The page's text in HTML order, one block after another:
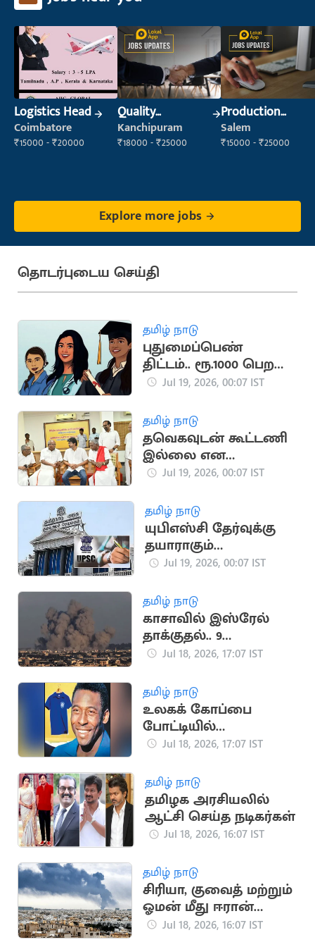
Logistics Head
Coimbatore
₹15000 - ₹20000
Quality
Inspector
Kanchipuram
₹18000 - ₹25000
Production
Supervisor
Salem
₹15000 - ₹25000
Explore more jobs
தொடர்புடைய செய்தி
தமிழ் நாடு
புதுமைப்பெண்
திட்டம்.. ரூ.1000 பெற
மாணவிகள்
Jul 19, 2026, 00:07 IST
தமிழ் நாடு
தவெகவுடன் கூட்டணி
இல்லை என
அறிவித்த CPM
Jul 19, 2026, 00:07 IST
தமிழ் நாடு
யுபிஎஸ்சி தேர்வுக்கு
தயாராகும்
மாணவர்களுக்கு
Jul 19, 2026, 00:07 IST
தமிழ் நாடு
காசாவில் இஸ்ரேல்
தாக்குதல்.. 9
பாலஸ்தீனர்கள்
Jul 18, 2026, 17:07 IST
தமிழ் நாடு
உலகக் கோப்பை
போட்டியில்
பயன்படுத்திய பீலே
ஏலம்
Jul 18, 2026, 17:07 IST
தமிழ் நாடு
தமிழக அரசியலில்
ஆட்சி செய்த நடிகர்கள்
Jul 18, 2026, 16:07 IST
தமிழ் நாடு
சிரியா, குவைத் மற்றும்
ஓமன் மீது ஈரான்
பதிலடி தாக்குதல்
Jul 18, 2026, 16:07 IST